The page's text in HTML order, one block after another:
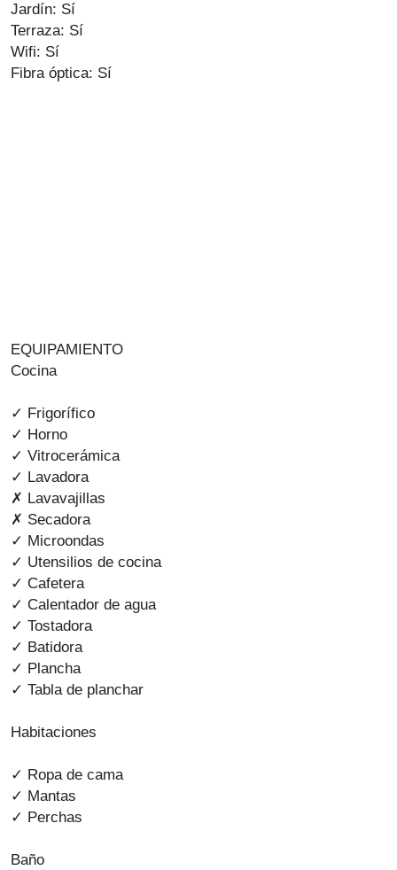
Jardín: Sí
Terraza: Sí
Wifi: Sí
Fibra óptica: Sí
EQUIPAMIENTO
Cocina
✓ Frigorífico
✓ Horno
✓ Vitrocerámica
✓ Lavadora
✗ Lavavajillas
✗ Secadora
✓ Microondas
✓ Utensilios de cocina
✓ Cafetera
✓ Calentador de agua
✓ Tostadora
✓ Batidora
✓ Plancha
✓ Tabla de planchar
Habitaciones
✓ Ropa de cama
✓ Mantas
✓ Perchas
Baño